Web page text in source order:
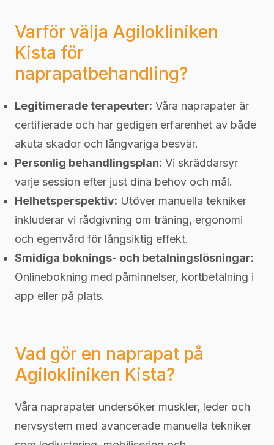
Varför välja Agilokliniken
Kista för
naprapatbehandling?
Legitimerade terapeuter: Våra naprapater är
certifierade och har gedigen erfarenhet av både
akuta skador och långvariga besvär.
Personlig behandlingsplan: Vi skräddarsyr
varje session efter just dina behov och mål.
Helhetsperspektiv: Utöver manuella tekniker
inkluderar vi rådgivning om träning, ergonomi
och egenvård för långsiktig effekt.
Smidiga boknings- och betalningslösningar:
Onlinebokning med påminnelser, kortbetalning i
app eller på plats.
Vad gör en naprapat på
Agilokliniken Kista?
Våra naprapater undersöker muskler, leder och
nervsystem med avancerade manuella tekniker